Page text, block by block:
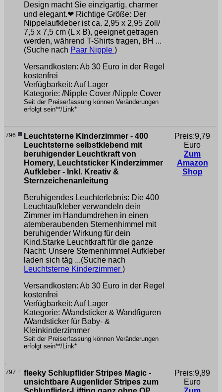
Design macht Sie einzigartig, charmer
und elegant.❤ Richtige Größe: Der
Nippelaufkleber ist ca. 2,95 x 2,95 Zoll/
7,5 x 7,5 cm (L x B), geeignet getragen
werden, während T-Shirts tragen, BH ...
(Suche nach Paar Nipple )
Versandkosten: Ab 30 Euro in der Regel
kostenfrei
Verfügbarkeit: Auf Lager
Kategorie: /Nipple Cover /Nipple Cover
Seit der Preiserfassung können Veränderungen
erfolgt sein**/Link*
796
Leuchtsterne Kinderzimmer - 400
Leuchtsterne selbstklebend mit
beruhigender Leuchtkraft von
Homery, Leuchtsticker Kinderzimmer
Aufkleber - Inkl. Kreativ &
Sternzeichenanleitung
Beruhigendes Leuchterlebnis: Die 400
Leuchtaufkleber verwandeln dein
Zimmer im Handumdrehen in einen
atemberaubenden Sternenhimmel mit
beruhigender Wirkung für dein
Kind.Starke Leuchtkraft für die ganze
Nacht: Unsere Sternenhimmel Aufkleber
laden sich täg ...(Suche nach
Leuchtsterne Kinderzimmer )
Versandkosten: Ab 30 Euro in der Regel
kostenfrei
Verfügbarkeit: Auf Lager
Kategorie: /Wandsticker & Wandfiguren
/Wandsticker für Baby- &
Kleinkinderzimmer
Seit der Preiserfassung können Veränderungen
erfolgt sein**/Link*
Preis:9,79
Euro
Zum
Amazon
Shop
797
fleeky Schlupflider Stripes Magic -
unsichtbare Augenlider Stripes zum
Preis:9,89
Euro